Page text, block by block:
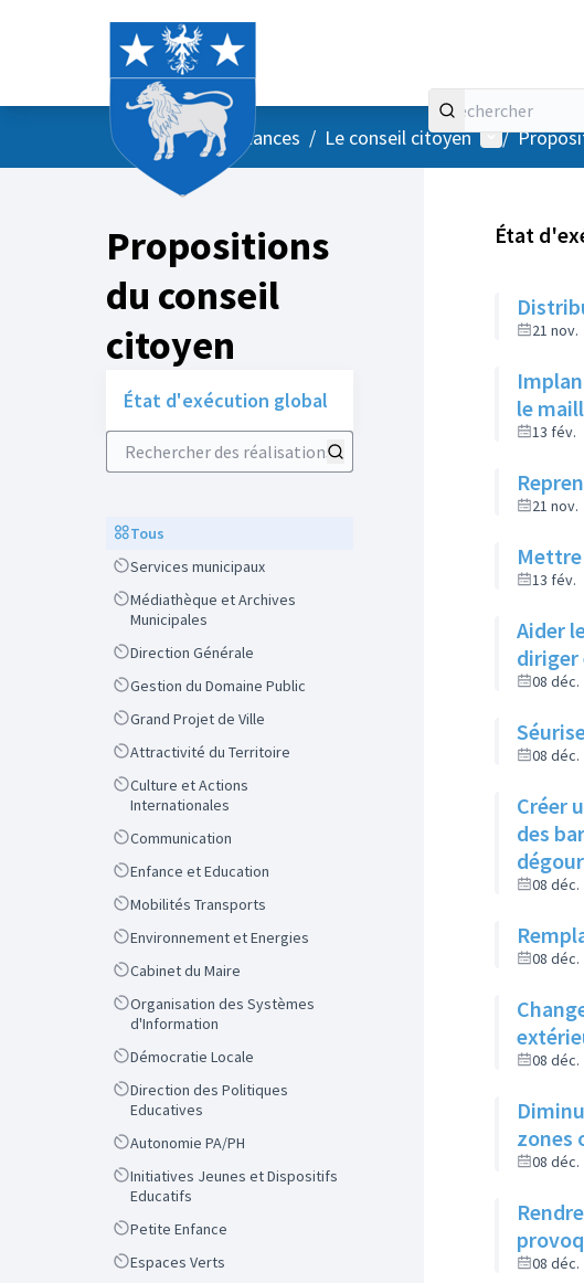
AccueilMenu principal
/ Vos instances / Le conseil citoyen Menu
/
Propositions
du conseil
citoyen
État d'exécution global
Rechercher des réalisations
ScopeTous
ScopeServices municipaux
Scope
Médiathèque et Archives
Municipales
ScopeDirection Générale
ScopeGestion du Domaine Public
ScopeGrand Projet de Ville
ScopeAttractivité du Territoire
Scope
Culture et Actions
Internationales
ScopeCommunication
ScopeEnfance et Education
ScopeMobilités Transports
ScopeEnvironnement et Energies
ScopeCabinet du Maire
Scope
Organisation des Systèmes
d'Information
ScopeDémocratie Locale
Scope
Direction des Politiques
Educatives
ScopeAutonomie PA/PH
Scope
Initiatives Jeunes et Dispositifs
Educatifs
ScopePetite Enfance
ScopeEspaces Verts
État
21 nov.
le
13 fév.
21 nov.
13 fév.
Aider
diriger
08 déc.
08 déc.
Créer
des
08 déc.
08 déc.
08 déc.
zones
08 déc.
08 déc.